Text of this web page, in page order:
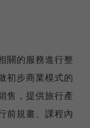
關的服務進行整
初步商業模式的
售，提供旅行產
前規畫、課程內